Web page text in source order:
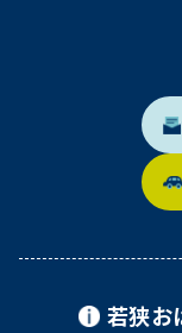
若狭お